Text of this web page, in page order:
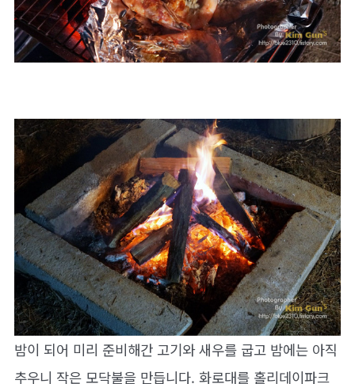
밤이 되어 미리 준비해간 고기와 새우를 굽고 밤에는 아직
추우니 작은 모닥불을 만듭니다. 화로대를 홀리데이파크